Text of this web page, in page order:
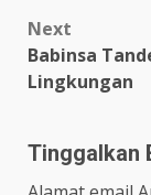
Next
Babinsa
Lingkungan
Tinggalkan